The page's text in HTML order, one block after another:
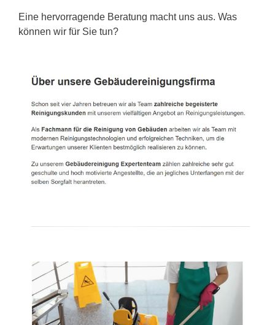
Eine hervorragende Beratung macht uns aus. Was
können wir für Sie tun?